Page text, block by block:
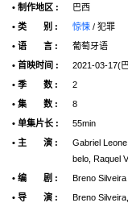
• 制作地区 :
巴西
• 类 别 :
惊悚 / 犯罪
• 语 言 :
葡萄牙语
• 首映时间 :
2021-03-17(
• 季 数 :
2
• 集 数 :
8
• 单集片长 :
55min
• 主 演 :
Gabriel
belo, Raquel
• 编 剧 :
Breno Silveira
• 导 演 :
Breno